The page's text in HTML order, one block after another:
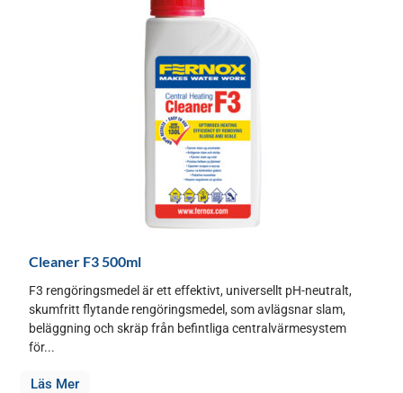
Cleaner F3 500ml
F3 rengöringsmedel är ett effektivt, universellt pH-neutralt,
skumfritt flytande rengöringsmedel, som avlägsnar slam,
beläggning och skräp från befintliga centralvärmesystem
för...
Läs Mer